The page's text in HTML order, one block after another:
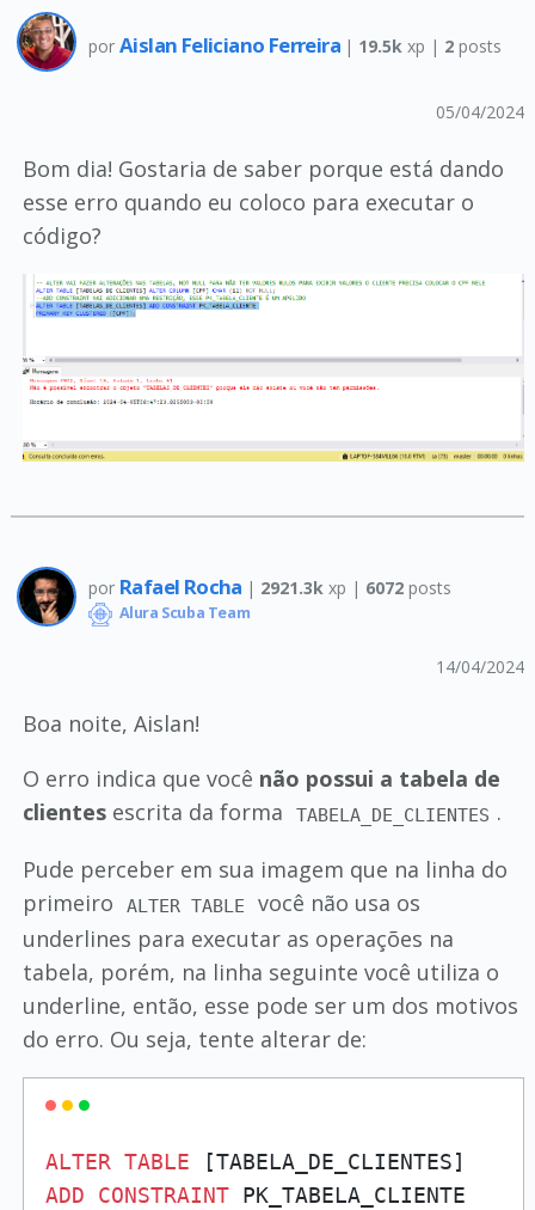
por Aislan Feliciano Ferreira | 19.5k xp | 2 posts
05/04/2024
Bom dia! Gostaria de saber porque está dando
esse erro quando eu coloco para executar o
código?
por Rafael Rocha | 2921.3k xp | 6072 posts
Alura Scuba Team
14/04/2024
Boa noite, Aislan!
O erro indica que você não possui a tabela de
clientesescrita da forma TABELA_DE_CLIENTES .
Pude perceber em sua imagem que na linha do
primeiro
ALTER TABLE
você não usa os
underlines para executar as operações na
tabela, porém, na linha seguinte você utiliza o
underline, então, esse pode ser um dos motivos
do erro. Ou seja, tente alterar de:
ALTER TABLE
ADD
CONSTRAINT